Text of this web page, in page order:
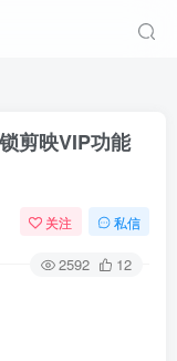
剪映VIP功能
关注 私信
2592 12